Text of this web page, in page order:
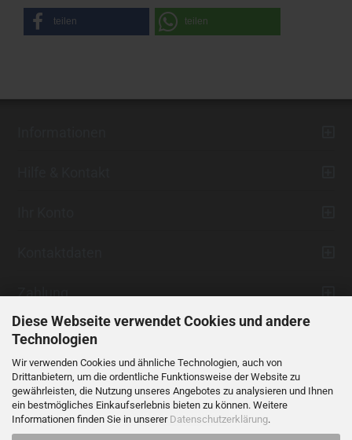
Diese Webseite verwendet Cookies und andere
Technologien
Wir verwenden Cookies und ähnliche Technologien, auch von
Drittanbietern, um die ordentliche Funktionsweise der Website zu
gewährleisten, die Nutzung unseres Angebotes zu analysieren und Ihnen
ein bestmögliches Einkaufserlebnis bieten zu können. Weitere
Informationen finden Sie in unserer Datenschutzerklärung.
teilen teilen
Zahlung
Vertrag widerrufen